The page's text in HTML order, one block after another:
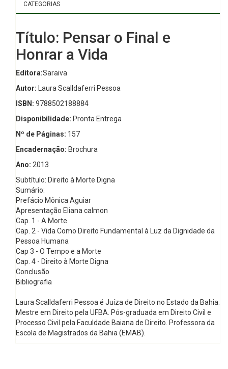
CATEGORIAS
Título: Pensar o Final e
Honrar a Vida
Editora:Saraiva
Autor: Laura Scalldaferri Pessoa
ISBN: 9788502188884
Disponibilidade: Pronta Entrega
Nº de Páginas: 157
Encadernação: Brochura
Ano: 2013
Subtítulo: Direito à Morte Digna
Sumário:
Prefácio Mônica Aguiar
Apresentação Eliana calmon
Cap. 1 - A Morte
Cap. 2 - Vida Como Direito Fundamental à Luz da Dignidade da
Pessoa Humana
Cap 3 - O Tempo e a Morte
Cap. 4 - Direito à Morte Digna
Conclusão
Bibliografia
Laura Scalldaferri Pessoa é Juíza de Direito no Estado da Bahia.
Mestre em Direito pela UFBA. Pós-graduada em Direito Civil e
Processo Civil pela Faculdade Baiana de Direito. Professora da
Escola de Magistrados da Bahia (EMAB).